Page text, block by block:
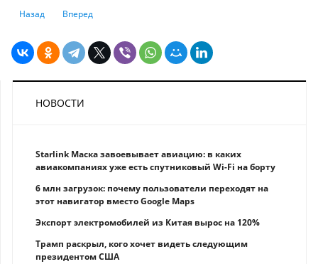
Предыдущий: Visa запускает виртуальную коммерческую карту
Назад Следующий: JPMorgan призывает не упустить
Вперед
НОВОСТИ
Starlink Маска завоевывает авиацию: в каких
авиакомпаниях уже есть спутниковый Wi-Fi на борту
6 млн загрузок: почему пользователи переходят на
этот навигатор вместо Google Maps
Экспорт электромобилей из Китая вырос на 120%
Трамп раскрыл, кого хочет видеть следующим
президентом США